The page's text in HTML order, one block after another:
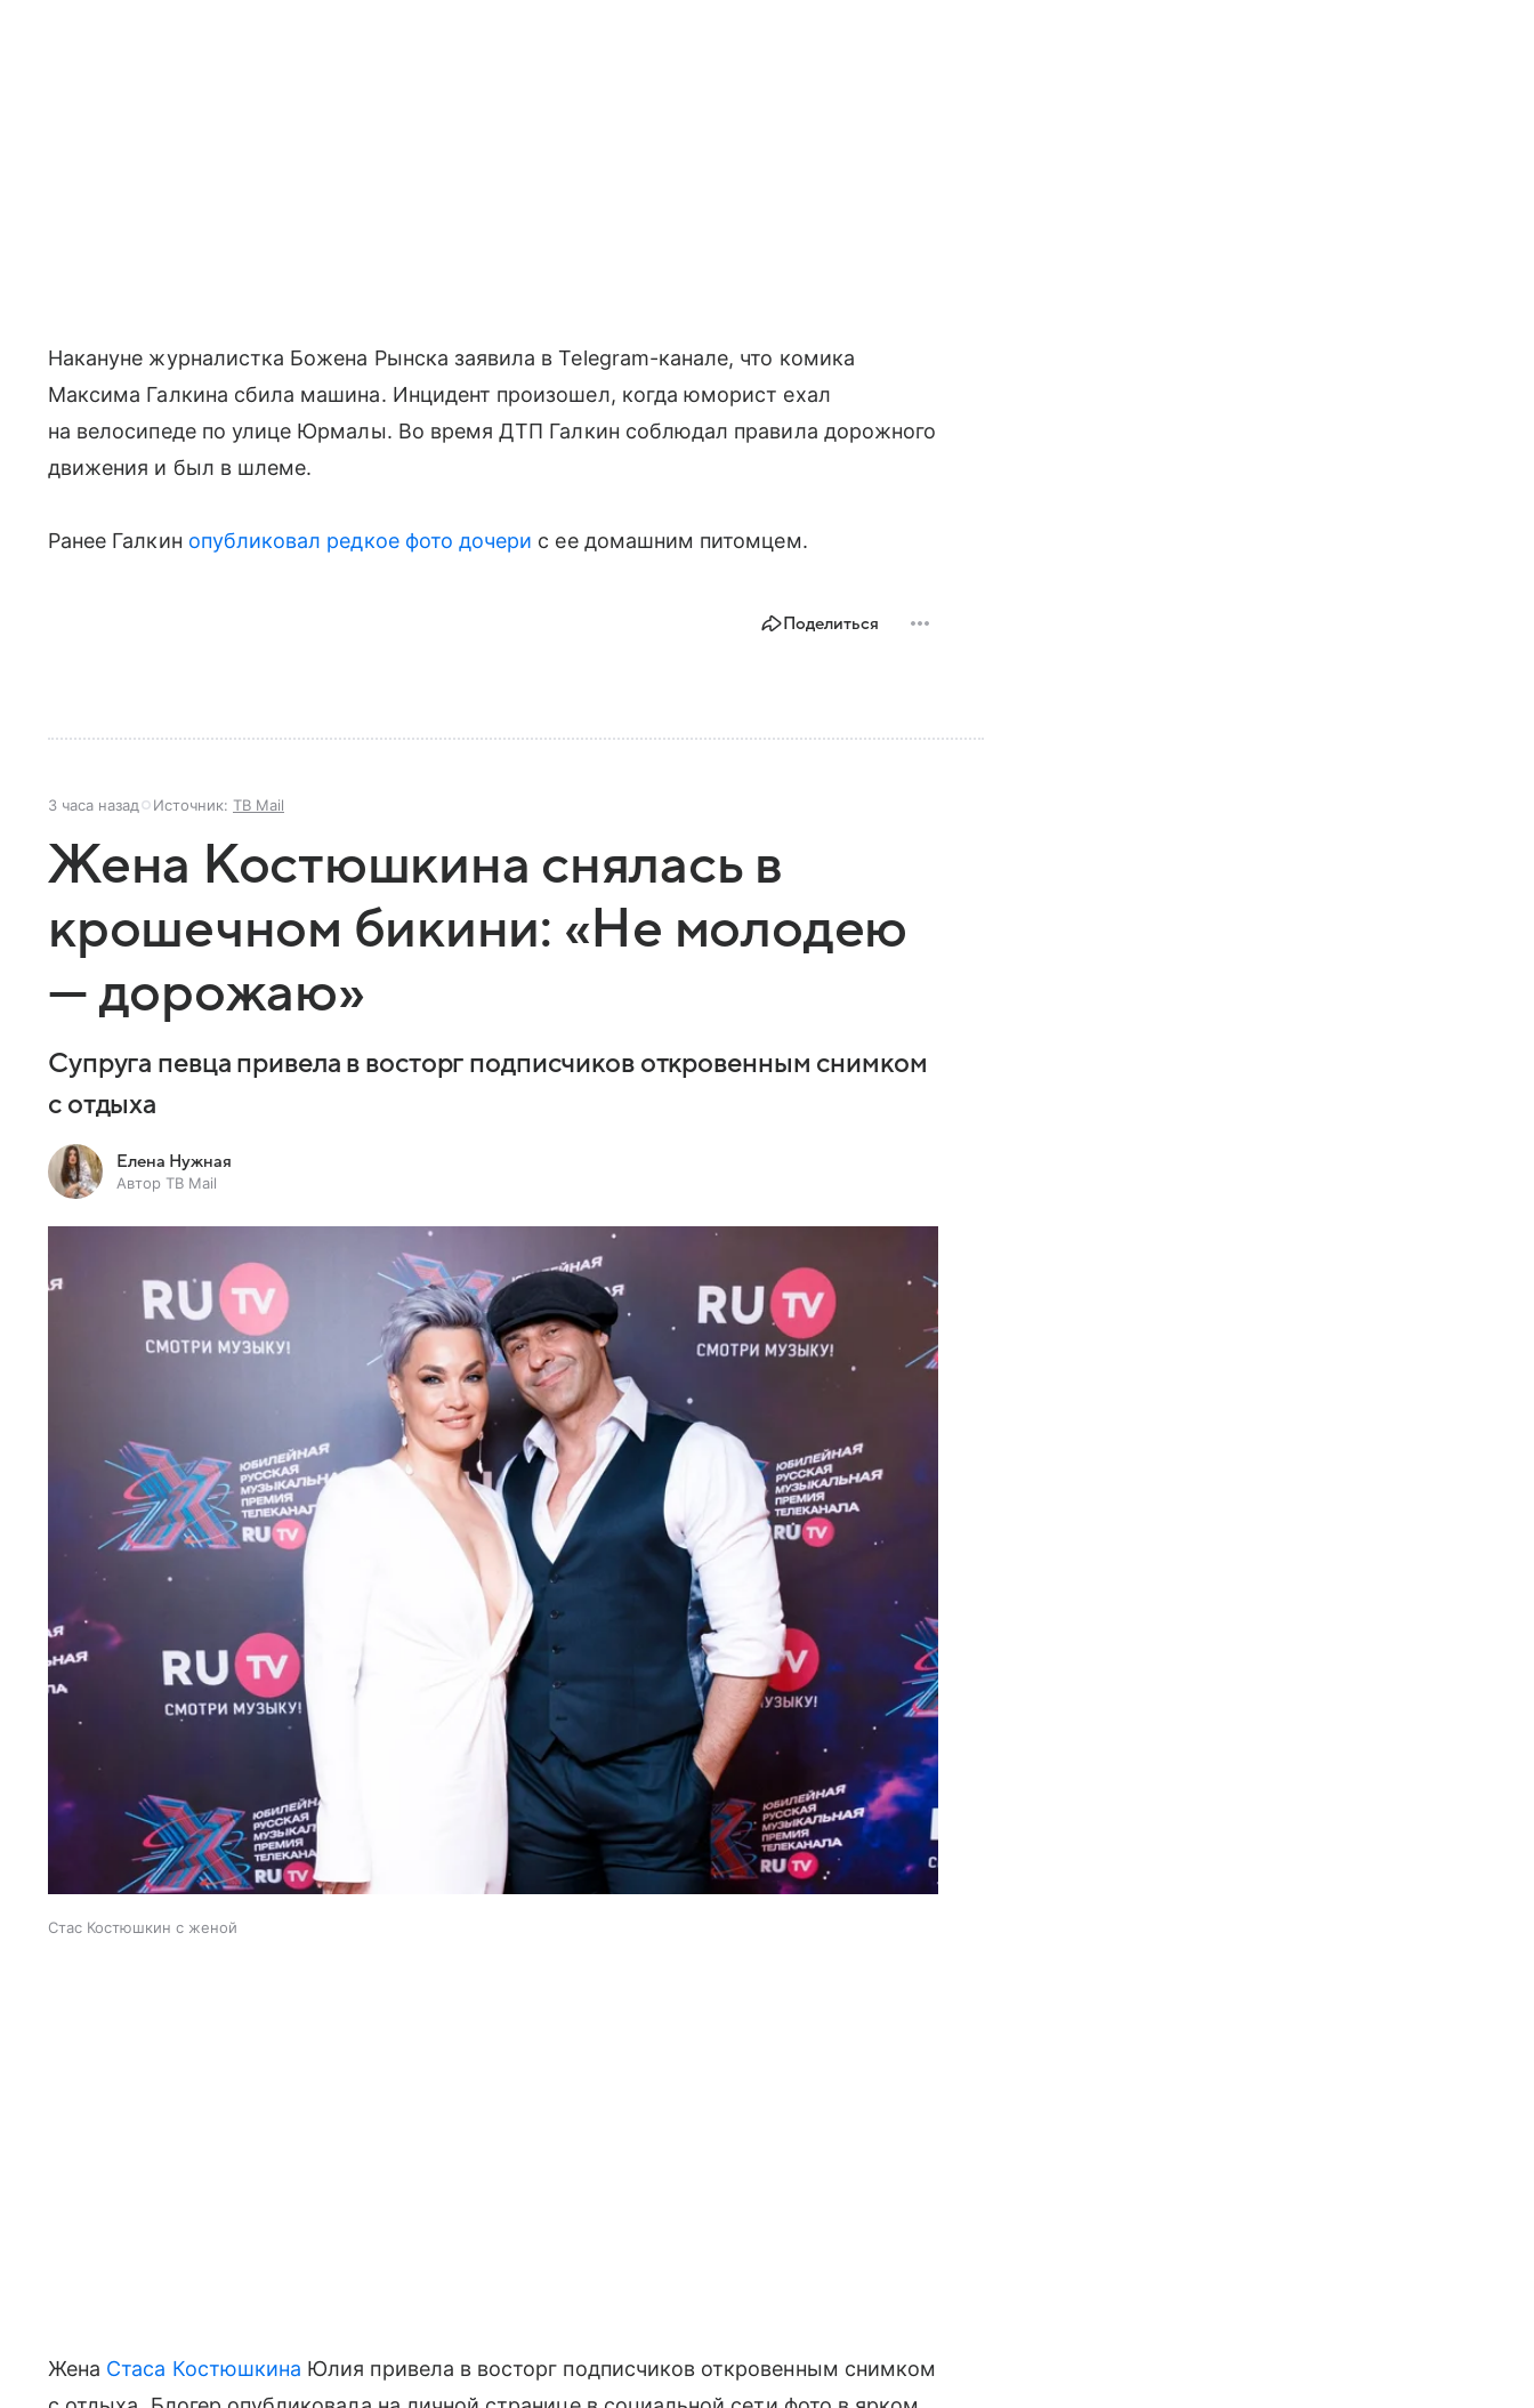
Накануне журналистка Божена Рынска заявила в Telegram-канале, что комика
Максима Галкина сбила машина. Инцидент произошел, когда юморист ехал
на велосипеде по улице Юрмалы. Во время ДТП Галкин соблюдал правила дорожного
движения и был в шлеме.
Ранее Галкин опубликовал редкое фото дочери с ее домашним питомцем.
Поделиться
3 часа назад Источник: ТВ Mail
Жена Костюшкина снялась в
крошечном бикини: «Не молодею
— дорожаю»
Супруга певца привела в восторг подписчиков откровенным снимком
с отдыха
Елена Нужная
Автор ТВ Mail
Стас Костюшкин с женой
Жена Стаса Костюшкина Юлия привела в восторг подписчиков откровенным снимком